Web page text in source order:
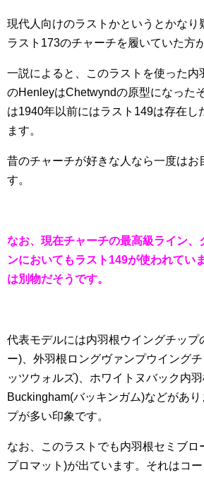
現代人向けのラストかというとかなり
ラスト173のチャーチを履いていた方
一説によると、このラストを使った内
のHenleyはChetwyndの原型になった
は1940年以前にはラスト149は存在し
ます。
昔のチャーチが好きな人なら一度はお
す。
なお、現在チャーチの最高級ライン、
ンにおいてもラスト149が使われてい
は別物だそうです。
代表モデルには内羽根ウイングチップ
ー)、外羽根ロングヴァンプウイング
ッツウォルズ)、ホワイトヌバック内
Buckingham(バッキンガム)などがあ
プが多い印象です。
なお、このラストでも内羽根セミブロ
プロマット)が出ています。それはコ